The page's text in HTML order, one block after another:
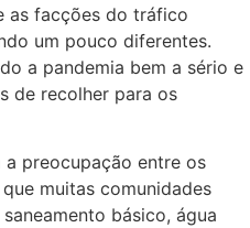
as facções do tráfico
um pouco diferentes.
a pandemia bem a sério e
de recolher para os
preocupação entre os
muitas comunidades
básico, água